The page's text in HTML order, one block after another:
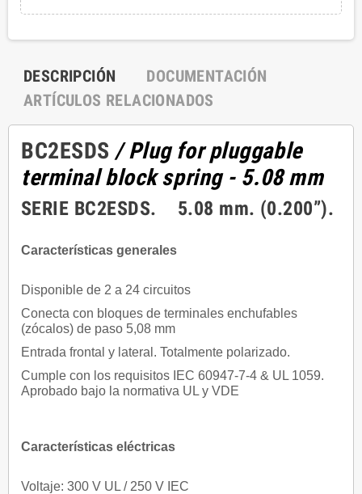
DESCRIPCIÓN
DOCUMENTACIÓN
ARTÍCULOS RELACIONADOS
BC2ESDS/ Plug for pluggable
terminal block spring - 5.08 mm
SERIE BC2ESDS. 5.08 mm. (0.200”).
Características generales
Disponible de 2 a 24 circuitos
Conecta con bloques de terminales enchufables
(zócalos) de paso 5,08 mm
Entrada frontal y lateral. Totalmente polarizado.
Cumple con los requisitos IEC 60947-7-4 & UL 1059.
Aprobado bajo la normativa UL y VDE
Características eléctricas
Voltaje: 300 V UL / 250 V IEC